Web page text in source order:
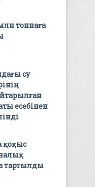
тоннаға
су
есебінен
қоқыс
тартылды